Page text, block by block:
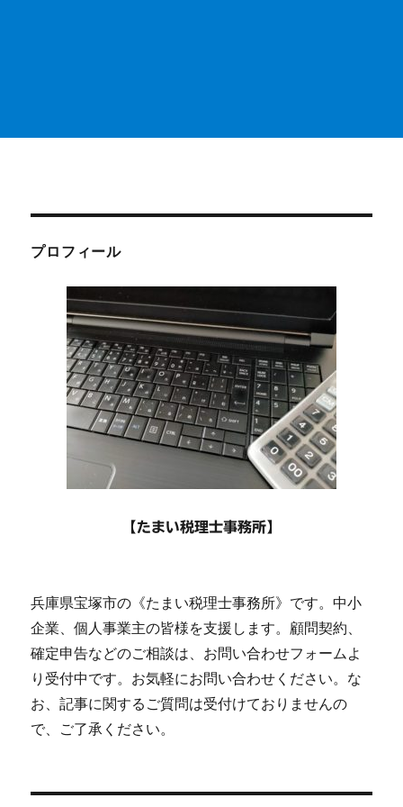
プロフィール
【たまい税理士事務所】
兵庫県宝塚市の《たまい税理士事務所》です。中小
企業、個人事業主の皆様を支援します。顧問契約、
確定申告などのご相談は、お問い合わせフォームよ
り受付中です。お気軽にお問い合わせください。な
お、記事に関するご質問は受付けておりませんの
で、ご了承ください。